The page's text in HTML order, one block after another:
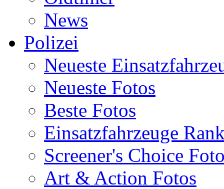
News
Polizei
Neueste
Neueste Fotos
Beste Fotos
Einsatzfahrzeuge
Screener's Choice
Art & Action Fotos